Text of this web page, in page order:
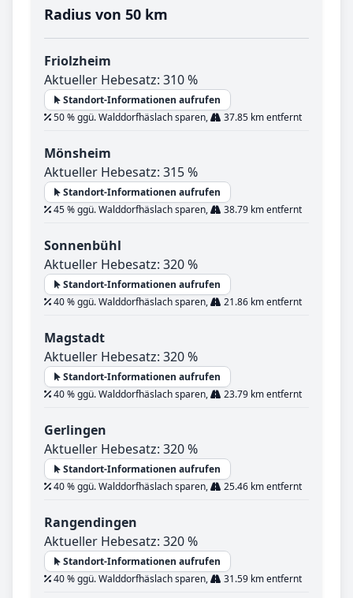
Radius von 50 km
Friolzheim
Aktueller Hebesatz: 310 %
Standort-Informationen aufrufen
50 % ggü. Walddorfhäslach sparen,
37.85 km entfernt
Mönsheim
Aktueller Hebesatz: 315 %
Standort-Informationen aufrufen
45 % ggü. Walddorfhäslach sparen,
38.79 km entfernt
Sonnenbühl
Aktueller Hebesatz: 320 %
Standort-Informationen aufrufen
40 % ggü. Walddorfhäslach sparen,
21.86 km entfernt
Magstadt
Aktueller Hebesatz: 320 %
Standort-Informationen aufrufen
40 % ggü. Walddorfhäslach sparen,
23.79 km entfernt
Gerlingen
Aktueller Hebesatz: 320 %
Standort-Informationen aufrufen
40 % ggü. Walddorfhäslach sparen,
25.46 km entfernt
Rangendingen
Aktueller Hebesatz: 320 %
Standort-Informationen aufrufen
40 % ggü. Walddorfhäslach sparen,
31.59 km entfernt